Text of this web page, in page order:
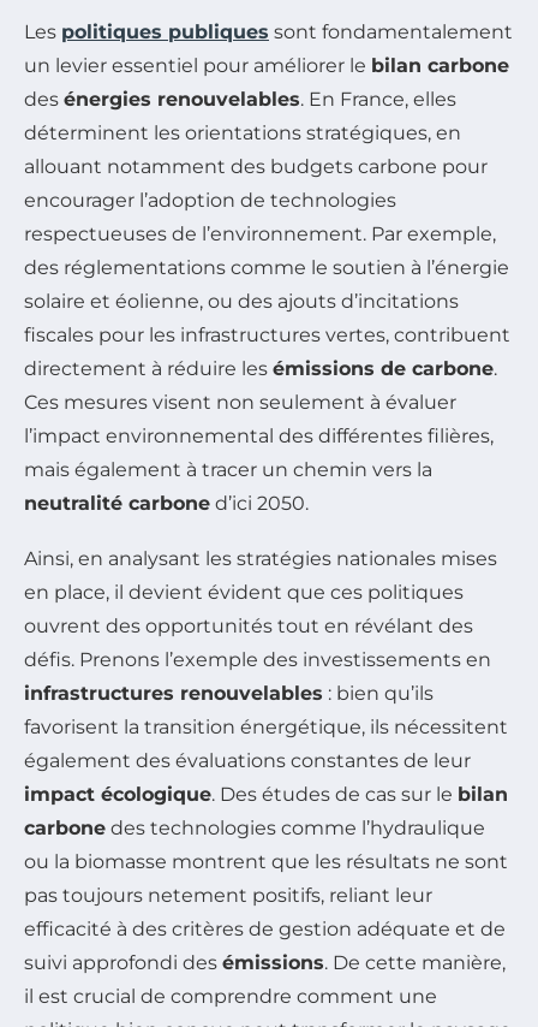
Les politiques publiques sont fondamentalement
un levier essentiel pour améliorer le bilan carbone
des énergies renouvelables. En France, elles
déterminent les orientations stratégiques, en
allouant notamment des budgets carbone pour
encourager l’adoption de technologies
respectueuses de l’environnement. Par exemple,
des réglementations comme le soutien à l’énergie
solaire et éolienne, ou des ajouts d’incitations
fiscales pour les infrastructures vertes, contribuent
directement à réduire les émissions de carbone.
Ces mesures visent non seulement à évaluer
l’impact environnemental des différentes filières,
mais également à tracer un chemin vers la
neutralité carbone d’ici 2050.
Ainsi, en analysant les stratégies nationales mises
en place, il devient évident que ces politiques
ouvrent des opportunités tout en révélant des
défis. Prenons l’exemple des investissements en
infrastructures renouvelables : bien qu’ils
favorisent la transition énergétique, ils nécessitent
également des évaluations constantes de leur
impact écologique. Des études de cas sur le bilan
carbone des technologies comme l’hydraulique
ou la biomasse montrent que les résultats ne sont
pas toujours netement positifs, reliant leur
efficacité à des critères de gestion adéquate et de
suivi approfondi des émissions. De cette manière,
il est crucial de comprendre comment une